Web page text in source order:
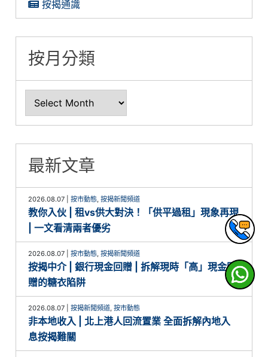
按揭通識
按月分類
最新文章
2026.08.07 |按市動態 ,按揭新聞頻道
教你入伙 | 租vs供大對決！「供平過租」現象再現
| 一文看清兩者優劣
2026.08.07 |按市動態 ,按揭新聞頻道
按揭中介 | 銀行現金回贈 | 拆解現時「高」現金回
贈的糖衣陷阱
2026.08.07 |按揭新聞頻道 ,按市動態
非本地收入 | 北上港人回流置業 全面拆解內地入
息按揭難關